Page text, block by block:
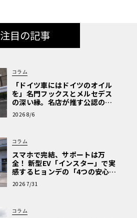
注目の記事
コラム
「ドイツ車にはドイツのオイル
を」名門フックスとメルセデス
の深い縁。名店が推す公認の安
心と、Cクラスで味わうシルキー
な走り〈PR〉
2026 8/6
コラム
スマホで完結、サポートは万
全！ 新型EV「インスター」で実
感するヒョンデの「4つの安心」
【第1回・ヒョンデ6つの疑問：
Why? Hyundai?】〈PR〉
2026 7/31
コラム